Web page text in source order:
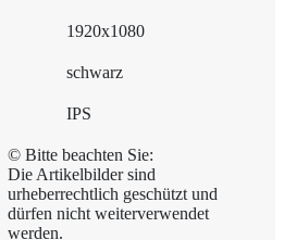
1920x1080
schwarz
IPS
© Bitte beachten Sie:
Die Artikelbilder sind
urheberrechtlich geschützt und
dürfen nicht weiterverwendet
werden.